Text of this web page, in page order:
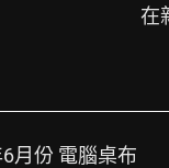
在
月份 電腦桌布